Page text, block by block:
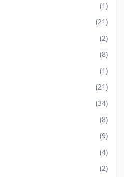
(1)
(21)
(2)
(8)
(1)
(21)
(34)
(8)
(9)
(4)
(2)